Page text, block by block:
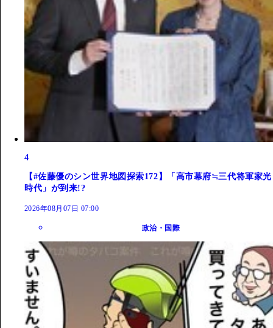
4
【#佐藤優のシン世界地図探索172】「高市幕府≒三代将軍家光
時代」が到来!?
2026年08月07日 07:00
政治・国際